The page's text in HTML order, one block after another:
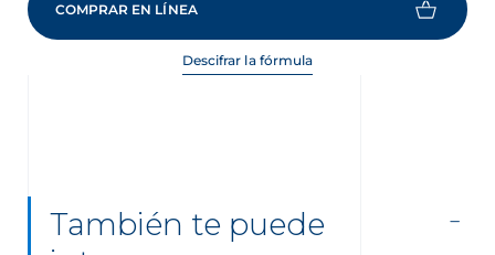
COMPRAR EN LÍNEA
Descifrar la fórmula
También te puede